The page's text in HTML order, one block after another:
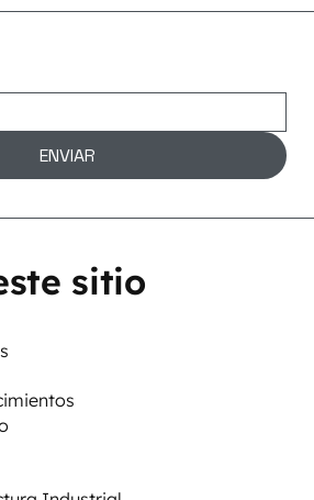
ENVIAR
sitio